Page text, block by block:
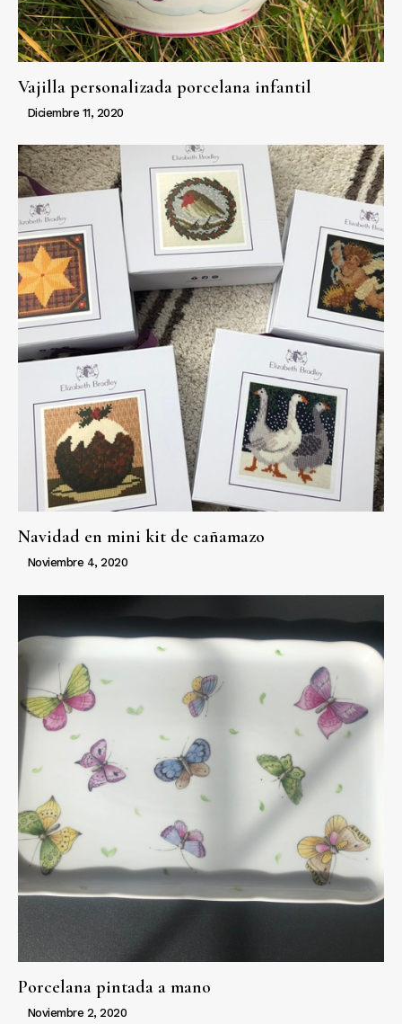
Vajilla personalizada porcelana infantil
Diciembre 11, 2020
Navidad en mini kit de cañamazo
Noviembre 4, 2020
Porcelana pintada a mano
Noviembre 2, 2020